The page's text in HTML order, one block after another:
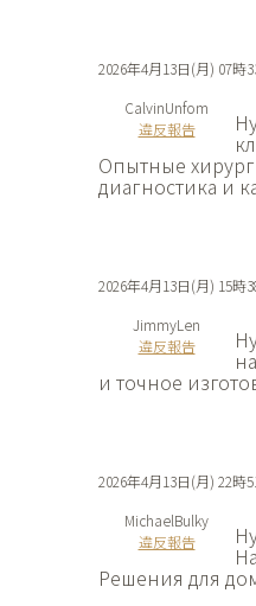
2026年4月13日(月) 07時
CalvinUnfom
違反報告
Опытные
диагностика и
2026年4月13日(月) 15時
JimmyLen
違反報告
и точное
2026年4月13日(月) 22時
MichaelBulky
違反報告
Решения для